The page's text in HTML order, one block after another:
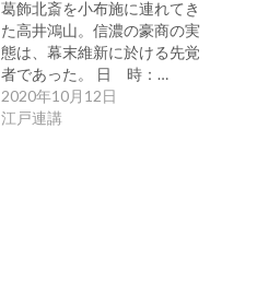
葛飾北斎を小布施に連れてき
た高井鴻山。信濃の豪商の実
態は、幕末維新に於ける先覚
者であった。 日 時：…
2020年10月12日
江戸連講